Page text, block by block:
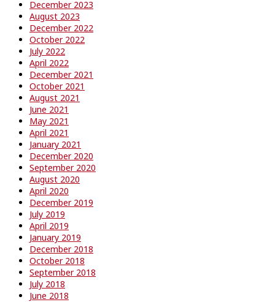
December 2023
August 2023
December 2022
October 2022
July 2022
April 2022
December 2021
October 2021
August 2021
June 2021
May 2021
April 2021
January 2021
December 2020
September 2020
August 2020
April 2020
December 2019
July 2019
April 2019
January 2019
December 2018
October 2018
September 2018
July 2018
June 2018